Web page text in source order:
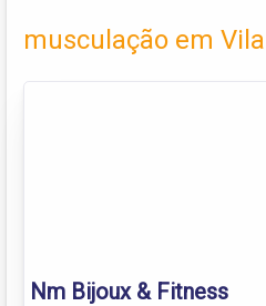
musculação em
Nm Bijoux & Fitness